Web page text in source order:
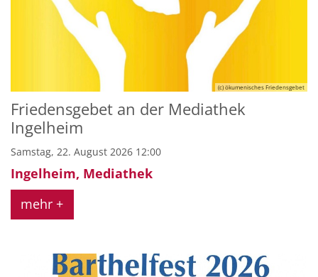
(c) ökumenisches Friedensgebet
Friedensgebet an der Mediathek
Ingelheim
Samstag, 22. August 2026 12:00
Ingelheim, Mediathek
mehr +